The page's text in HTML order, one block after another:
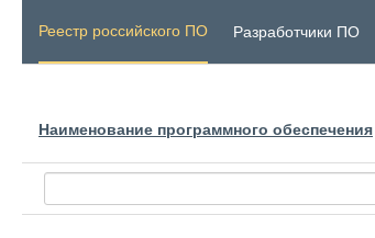
Реестр российского ПО Разработчики ПО
Наименование программного обеспечения